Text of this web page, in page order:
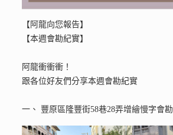
【阿龍向您報告】
【本週會勘紀實】
阿龍衝衝衝！
跟各位好友們分享本週會勘紀實
一、 豐原區隆豐街58巷28弄增繪慢字會勘